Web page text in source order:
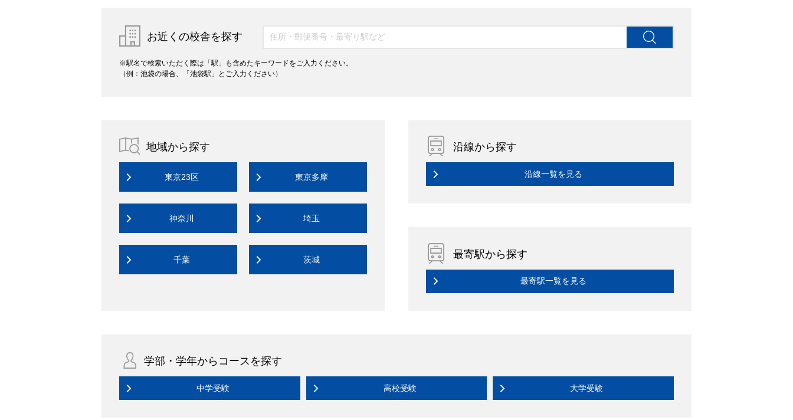
お近くの校舎を探す
※駅名で検索いただく際は「駅」も含めたキーワードをご入力ください。
（例：池袋の場合、「池袋駅」とご入力ください）
地域から探す
東京23区 東京多摩
神奈川 埼玉
千葉 茨城
沿線から探す
沿線一覧を見る
最寄駅から探す
最寄駅一覧を見る
学部・学年からコースを探す
中学受験 高校受験 大学受験